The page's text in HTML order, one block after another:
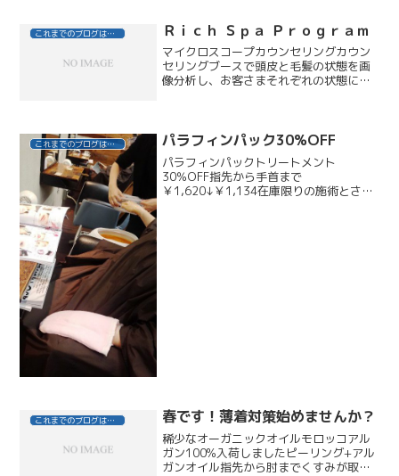
借りて３０分、中に入って阿...
これまでのブログはこちら Ｒｉｃｈ Ｓｐａ Ｐｒｏｇｒａｍ
マイクロスコープカウンセリングカウン
セリングブースで頭皮と毛髪の状態を画
像分析し、お客さまそれぞれの状態に合
ただきます。まずは、普段...
これまでのブログはこちら パラフィンパック30%OFF
パラフィンパックトリートメント
30％OFF指先から手首まで
￥1,620↓￥1,134在庫限りの施術とさせ
これまでのブログはこちら 春です！薄着対策始めませんか？
稀少なオーガニックオイルモロッコアル
ガン100%入荷しましたピーリング+アル
ガンオイル指先から肘までくすみが取れ